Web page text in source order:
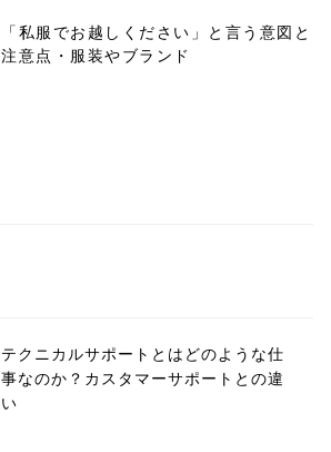
「私服でお越しください」と言う意図と
注意点・服装やブランド
テクニカルサポートとはどのような仕
事なのか？カスタマーサポートとの違
い